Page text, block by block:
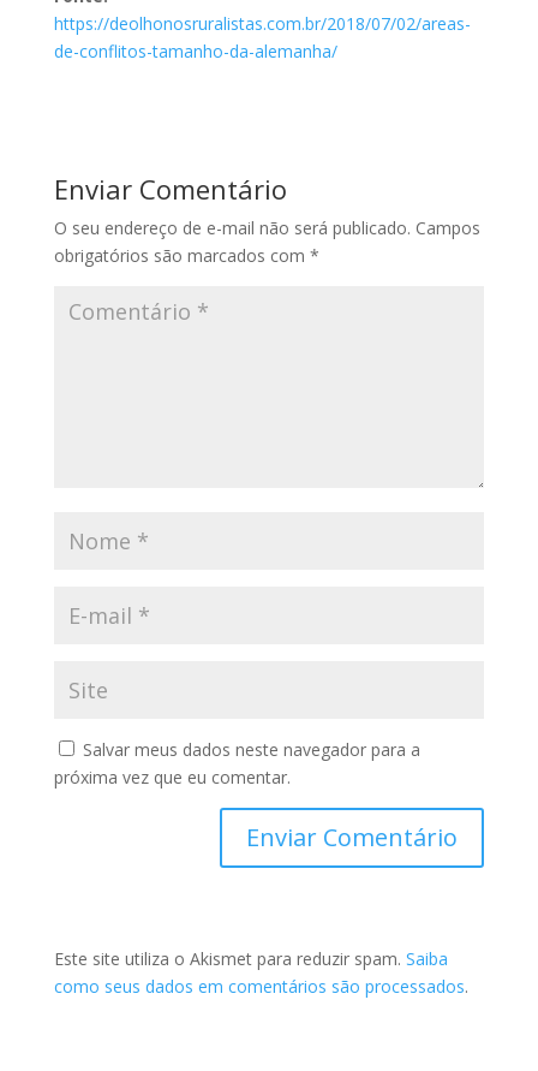
https://deolhonosruralistas.com.br/2018/07/02/areas-
de-conflitos-tamanho-da-alemanha/
Enviar Comentário
O seu endereço de e-mail não será publicado. Campos
obrigatórios são marcados com *
Salvar meus dados neste navegador para a
próxima vez que eu comentar.
Este site utiliza o Akismet para reduzir spam. Saiba
como seus dados em comentários são processados.